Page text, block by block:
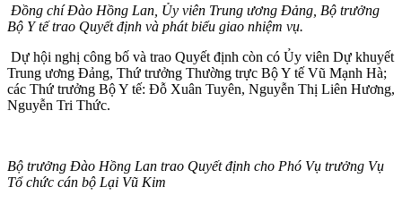
Đồng chí Đào Hồng Lan, Ủy viên Trung ương Đảng, Bộ trưởng
Bộ Y tế trao Quyết định và phát biểu giao nhiệm vụ.
Dự hội nghị công bố và trao Quyết định còn có Ủy viên Dự khuyết
Trung ương Đảng, Thứ trưởng Thường trực Bộ Y tế Vũ Mạnh Hà;
các Thứ trưởng Bộ Y tế: Đỗ Xuân Tuyên, Nguyễn Thị Liên Hương,
Nguyễn Tri Thức.
Bộ trưởng Đào Hồng Lan trao Quyết định cho Phó Vụ trưởng Vụ
Tổ chức cán bộ Lại Vũ Kim